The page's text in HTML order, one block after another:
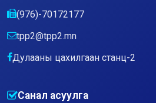
(976)-70172177
tpp2@tpp2.mn
Дулааны цахилгаан станц-2
Санал асуулга